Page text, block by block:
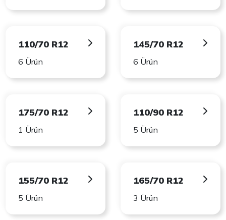
110/70 R12
6 Ürün
145/70 R12
6 Ürün
175/70 R12
1 Ürün
110/90 R12
5 Ürün
155/70 R12
5 Ürün
165/70 R12
3 Ürün